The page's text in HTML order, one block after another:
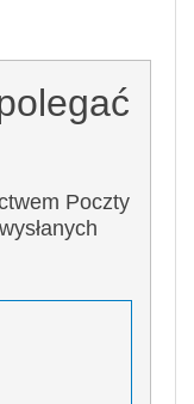
Poczty